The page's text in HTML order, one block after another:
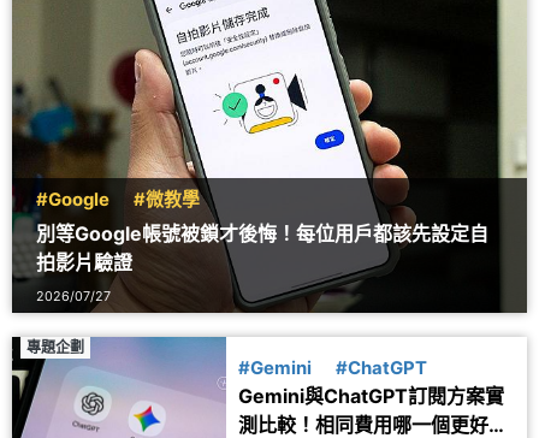
#Google #微教學
別等Google帳號被鎖才後悔！每位用戶都該先設定自
拍影片驗證
2026/07/27
專題企劃
#Gemini #ChatGPT
Gemini與ChatGPT訂閱方案實
測比較！相同費用哪一個更好